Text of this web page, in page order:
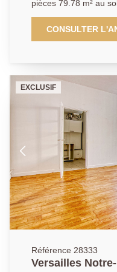
pièces 79.78 m² au sol situé aux 3ème et 4ème
étages - Adresse de
minutes à pied de la
écoles de renom,
(65.54 m² carrez)
(3è et 4è) d'un bel
découvrirez: Au 1er
salon, chambre avec
de bains. A l'étage:
s'ajoute une cave.
l'emplacement
et son charme
Exclusivité.
CONSULTER
EXCLUSIF
Référence 28333
Versailles